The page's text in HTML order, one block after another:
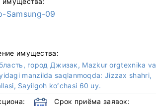
Samsung-09
имущества:
город Джизак, Mazkur orgtexnika va
manzilda saqlanmoqda: Jizzax shahri,
Sayilgoh koʻchasi 60 uy.
Срок приёма заявок: